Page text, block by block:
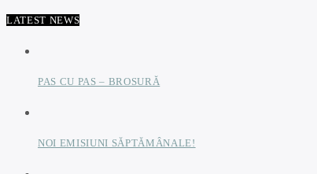
LATEST NEWS
PAS CU PAS – BROSURĂ
NOI EMISIUNI SĂPTĂMÂNALE!